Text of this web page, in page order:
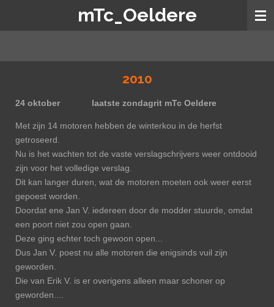
mTc_Oeldere
2010
24 oktober laatste zondagrit mTc Oeldere
Met zijn 14 motoren hebben de winterkou in de herfst
getroseerd.
Nu is het wachten tot de vaste verslagschrijvers weer ontdooid
zijn voor het volledige verslag.
Dit kan langer duren, wat de motoren moeten ook weer eerst
gepoest worden.
Doordat ene Jan V. iedereen door de modder stuurde, omdat
een poort niet zou open gaan.
Deze ging echter toch gewoon open...
Dus Jan V. poest nu alle motoren die enigsinds vuil zijn
geworden.
Die van Erik V. is er overigens alleen maar schoner op
geworden....